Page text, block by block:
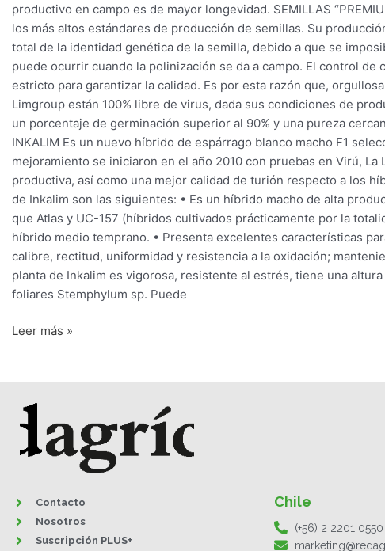
productivo en campo es de mayor longevidad. SEMILLAS
los más altos estándares de producción de semillas. Su
total de la identidad genética de la semilla, debido a que se
puede ocurrir cuando la polinización se da a campo. El control
estricto para garantizar la calidad. Es por esta razón que,
Limgroup están 100% libre de virus, dada sus condiciones de
un porcentaje de germinación superior al 90% y una pureza
INKALIM Es un nuevo híbrido de espárrago blanco macho F1
mejoramiento se iniciaron en el año 2010 con pruebas en Virú,
productiva, así como una mejor calidad de turión respecto a los
de Inkalim son las siguientes: • Es un híbrido macho de alta
que Atlas y UC-157 (híbridos cultivados prácticamente por la
híbrido medio temprano. • Presenta excelentes características
calibre, rectitud, uniformidad y resistencia a la oxidación;
planta de Inkalim es vigorosa, resistente al estrés, tiene una
foliares Stemphylum sp. Puede
Leer más »
Contacto
Nosotros
Suscripción PLUS+
Chile
(+56) 2 2201 0550